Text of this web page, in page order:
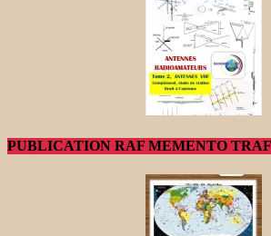
PUBLICATION RAF MEMENTO